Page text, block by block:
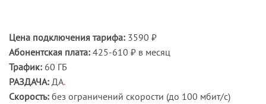
Цена подключения тарифа: 3590 ₽
Абонентская плата: 425-610 ₽ в месяц
Трафик: 60 ГБ
РАЗДАЧА: ДА.
Скорость: без ограничений скорости (до 100 мбит/с)